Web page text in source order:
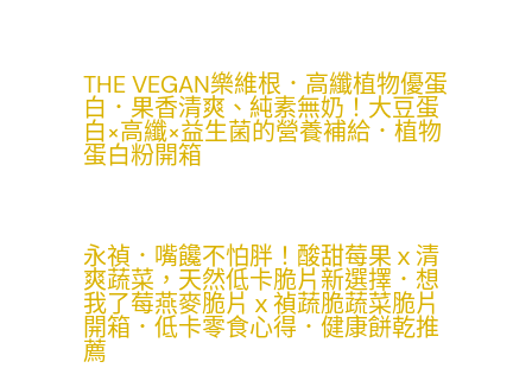
THE VEGAN樂維根．高纖植物優蛋
白．果香清爽、純素無奶！大豆蛋
白×高纖×益生菌的營養補給．植物
蛋白粉開箱
永禎．嘴饞不怕胖！酸甜莓果ｘ清
爽蔬菜，天然低卡脆片新選擇．想
我了莓燕麥脆片ｘ禎蔬脆蔬菜脆片
開箱．低卡零食心得．健康餅乾推
薦